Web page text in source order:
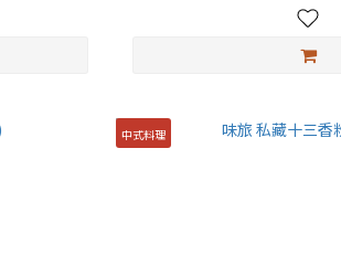
中式料理